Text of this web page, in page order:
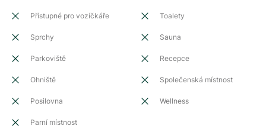
Přístupné pro vozíčkáře Toalety
Sprchy Sauna
Parkoviště Recepce
Ohniště Společenská místnost
Posilovna Wellness
Parní místnost